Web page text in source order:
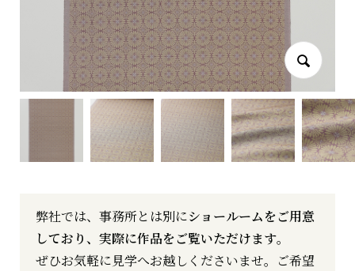
弊社では、事務所とは別にショールームをご用意
しており、実際に作品をご覧いただけます。
ぜひお気軽に見学へお越しくださいませ。ご希望